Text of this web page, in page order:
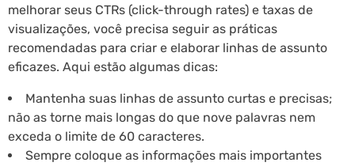
melhorar seus CTRs (click-through rates) e taxas de
visualizações, você precisa seguir as práticas
recomendadas para criar e elaborar linhas de assunto
eficazes. Aqui estão algumas dicas:
Mantenha suas linhas de assunto curtas e precisas;
não as torne mais longas do que nove palavras nem
exceda o limite de 60 caracteres.
Sempre coloque as informações mais importantes